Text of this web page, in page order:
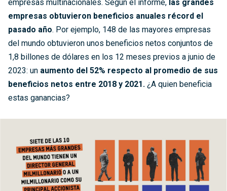
empresas multinacionales. Según el informe, las grandes
empresas obtuvieron beneficios anuales récord el
pasado año. Por ejemplo, 148 de las mayores empresas
del mundo obtuvieron unos beneficios netos conjuntos de
1,8 billones de dólares en los 12 meses previos a junio de
2023: un aumento del 52% respecto al promedio de sus
beneficios netos entre 2018 y 2021. ¿A quien beneficia
estas ganancias?